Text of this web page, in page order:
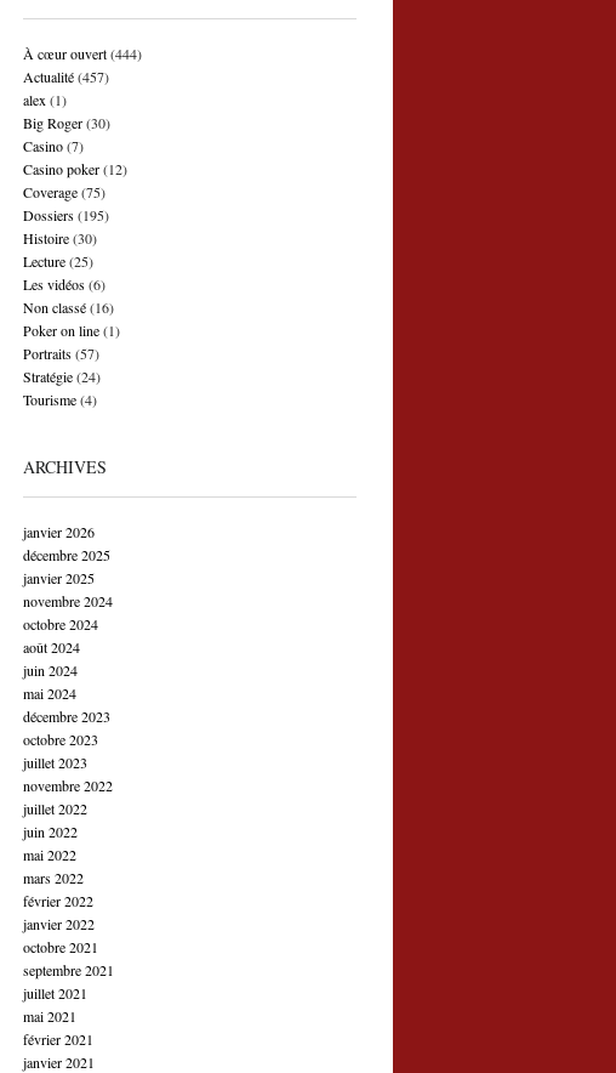
À cœur ouvert(444)
Actualité(457)
alex (1)
Big Roger(30)
Casino(7)
Casino poker(12)
Coverage(75)
Dossiers(195)
Histoire(30)
Lecture(25)
Les vidéos(6)
Non classé(16)
Poker on line(1)
Portraits(57)
Stratégie(24)
Tourisme(4)
ARCHIVES
janvier 2026
décembre 2025
janvier 2025
novembre 2024
octobre 2024
août 2024
juin 2024
mai 2024
décembre 2023
octobre 2023
juillet 2023
novembre 2022
juillet 2022
juin 2022
mai 2022
mars 2022
février 2022
janvier 2022
octobre 2021
septembre 2021
juillet 2021
mai 2021
février 2021
janvier 2021